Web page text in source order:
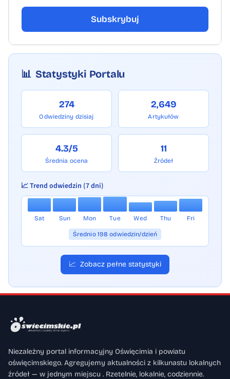
Subskrybuj
📊 Statystyki Portalu
274
Odwiedziny dzisiaj
2,649
Artykułów
4.3/5
Średnia ocena
11
Źródeł
📈 Trend odwiedzin (7 dni)
Sat Sun Mon Tue Wed Thu Fri
Średnio 198 odwiedzin/dzień
📈 Zobacz pełne statystyki
Niezależny portal informacyjny Oświęcimia i powiatu
oświęcimskiego. Agregujemy aktualności z kilkunastu lokalnych
źródeł — w jednym miejscu . Rzetelnie, lokalnie, codziennie.